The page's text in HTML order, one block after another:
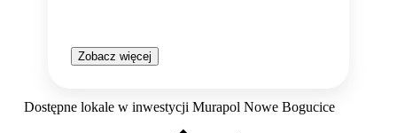
Zobacz więcej
Dostępne lokale w inwestycji Murapol Nowe Bogucice